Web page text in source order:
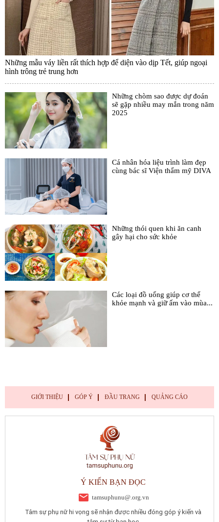
Những mẫu váy liền rất thích hợp để diện vào dịp Tết, giúp ngoại
hình trông trẻ trung hơn
Những chòm sao được dự đoán
sẽ gặp nhiều may mắn trong năm
2025
Cá nhân hóa liệu trình làm đẹp
cùng bác sĩ Viện thẩm mỹ DIVA
Những thói quen khi ăn canh
gây hại cho sức khỏe
Các loại đồ uống giúp cơ thể
khỏe mạnh và giữ ấm vào mùa...
GIỚI THIỆU GÓP Ý ĐẦU TRANG QUẢNG CÁO
Ý KIẾN BẠN ĐỌC
tamsuphunu@.org.vn
Tâm sự phụ nữ hi vọng sẽ nhận được nhiều đóng góp ý kiến và